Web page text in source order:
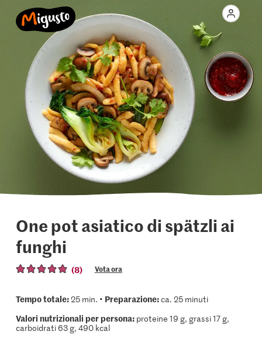
One pot asiatico di spätzli ai
funghi
(8) Vota ora
Tempo totale:25 min. • Preparazione:ca. 25 minuti
Valori nutrizionali per persona:proteine 19 g, grassi 17 g,
carboidrati 63 g, 490 kcal